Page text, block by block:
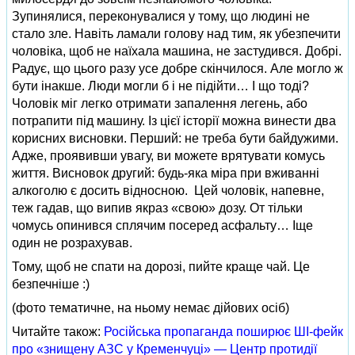
Зупинялися, переконувалися у тому, що людині не
стало зле. Навіть ламали голову над тим, як убезпечити
чоловіка, щоб не наїхала машина, не застудився. Добрі.
Радує, що цього разу усе добре скінчилося. Але могло ж
бути інакше. Люди могли б і не підійти… І що тоді?
Чоловік міг легко отримати запалення легень, або
потрапити під машину. Із цієї історії можна винести два
корисних висновки. Перший: не треба бути байдужими.
Адже, проявивши увагу, ви можете врятувати комусь
життя. Висновок другий: будь-яка міра при вживанні
алкоголю є досить відносною. Цей чоловік, напевне,
теж гадав, що випив якраз «свою» дозу. От тільки
чомусь опинився сплячим посеред асфальту… Іще
один не розрахував.
Тому, щоб не спати на дорозі, пийте краще чай. Це
безпечніше :)
(фото тематичне, на ньому немає дійових осіб)
Читайте також: Російська пропаганда поширює ШІ-фейк
про «знищену АЗС у Кременчуці» — Центр протидії